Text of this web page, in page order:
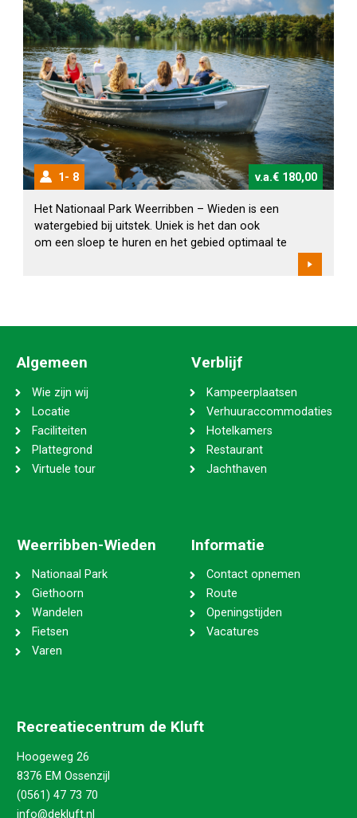
1 8 v.a.€ 180,00
Het Nationaal Park Weerribben – Wieden is een
watergebied bij uitstek. Uniek is het dan ook
om een sloep te huren en het gebied optimaal te
gelijk aan de vertrekdatum.
Algemeen
Wie zijn wij
Locatie
Faciliteiten
Plattegrond
Virtuele tour
Verblijf
Kampeerplaatsen
Verhuuraccommodaties
Hotelkamers
Restaurant
Jachthaven
Weerribben-Wieden
Nationaal Park
Giethoorn
Wandelen
Fietsen
Varen
Informatie
Contact opnemen
Route
Openingstijden
Vacatures
Recreatiecentrum de Kluft
Hoogeweg 26
8376 EM Ossenzijl
(0561) 47 73 70
info@dekluft.nl